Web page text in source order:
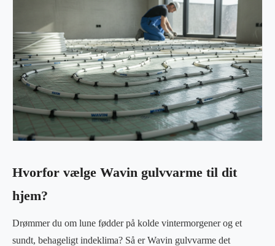
Hvorfor vælge Wavin gulvvarme til dit
hjem?
Drømmer du om lune fødder på kolde vintermorgener og et
sundt, behageligt indeklima? Så er Wavin gulvvarme det